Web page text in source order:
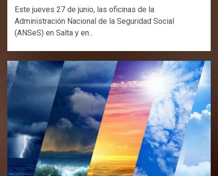
Este jueves 27 de junio, las oficinas de la
Administración Nacional de la Seguridad Social
(ANSeS) en Salta y en...